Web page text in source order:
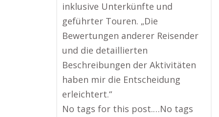
inklusive Unterkünfte und
geführter Touren. „Die
Bewertungen anderer Reisender
und die detaillierten
Beschreibungen der Aktivitäten
haben mir die Entscheidung
erleichtert.“
No tags for this post.…No tags